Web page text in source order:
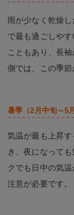
雨が少なく乾燥
で最も過ごしや
こともあり、長
側では、この季節
暑季（2月中旬～5
気温が最も上昇
き、夜になって
クでも日中の気
注意が必要です。